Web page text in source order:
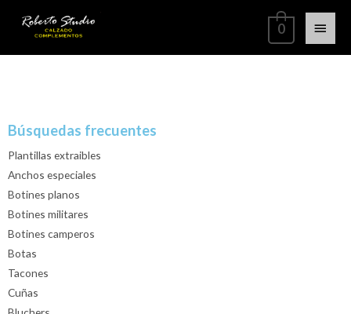
0
Búsquedas frecuentes
Plantillas extraibles
Anchos especiales
Botines planos
Botines militares
Botines camperos
Botas
Tacones
Cuñas